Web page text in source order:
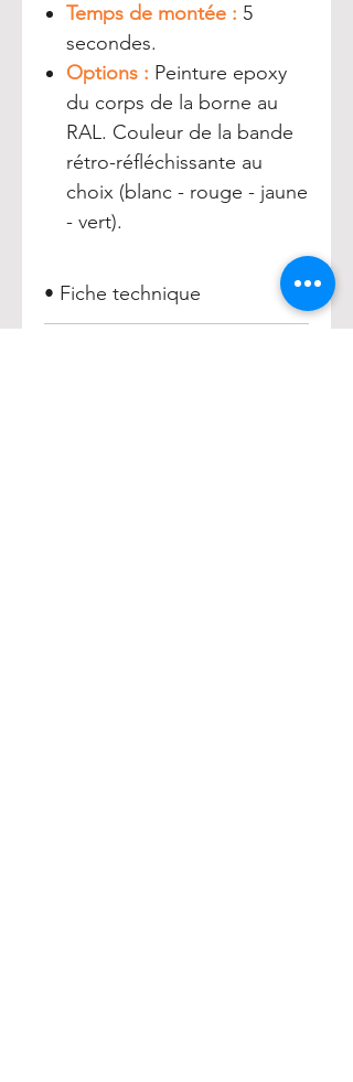
Temps de montée : 5
secondes.
Options : Peinture epoxy
du corps de la borne au
RAL. Couleur de la bande
rétro-réfléchissante au
choix (blanc - rouge - jaune
- vert).
• Fiche technique